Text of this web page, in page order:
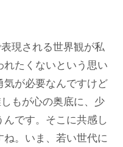
表現される世界観が私
たくないという思い
気が必要なんですけど
もが心の奥底に、少
です。そこに共感し
。いま、若い世代に